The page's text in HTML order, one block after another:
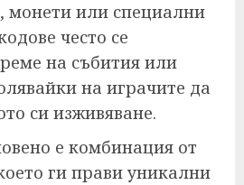
монети или специални
често се
на събития или
на играчите да
си изживяване.
е комбинация от
ги прави уникални